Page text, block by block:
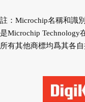
註：Microchip名稱和識
是Microchip Technology
所有其他商標均爲其各自